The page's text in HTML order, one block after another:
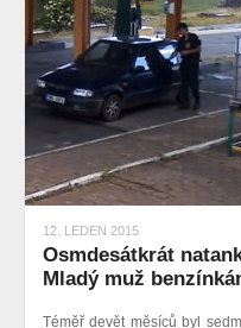
12. LEDEN 2015
Osmdesátkrát
Mladý muž
Téměř devět měsíců byl